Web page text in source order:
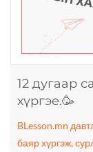
12 дугаар
хүргэе.🥳
BLesson.mn
баяр хүргэж,